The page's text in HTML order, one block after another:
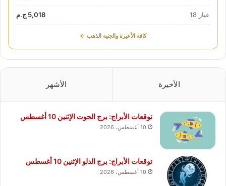
عيار 18 5,018 ج.م
كافة الأعيرة والجنيه الذهب ←
الأخيرة الأشهر
توقعات الأبراج: برج الحوت الإثنين 10 أغسطس
10 أغسطس، 2026
توقعات الأبراج: برج الدلو الإثنين 10 أغسطس
10 أغسطس، 2026